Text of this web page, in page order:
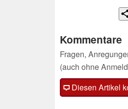
Kommentare
Fragen,
(auch ohne
Diesen Artikel